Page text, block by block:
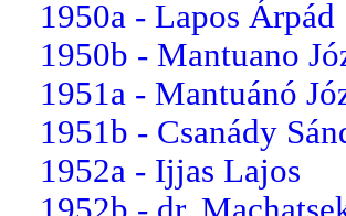
1950a - Lapos Árpád
1950b - Mantuano
1951a - Mantuánó
1951b - Csanády
1952a - Ijjas Lajos